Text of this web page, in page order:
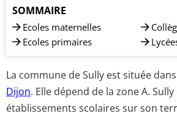
SOMMAIRE
Ecoles maternelles
Ecoles primaires
La commune de Sully est située
Dijon. Elle dépend de la zone A.
établissements scolaires sur son